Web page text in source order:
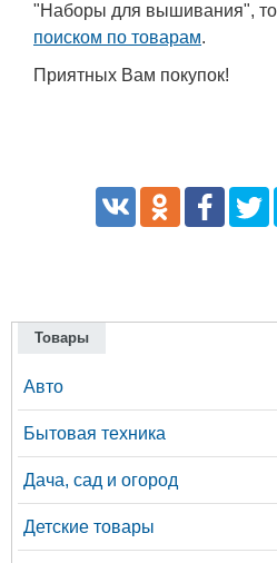
"Наборы для вышивания", то
поиском по товарам.
Приятных Вам покупок!
Товары
Авто
Бытовая техника
Дача, сад и огород
Детские товары